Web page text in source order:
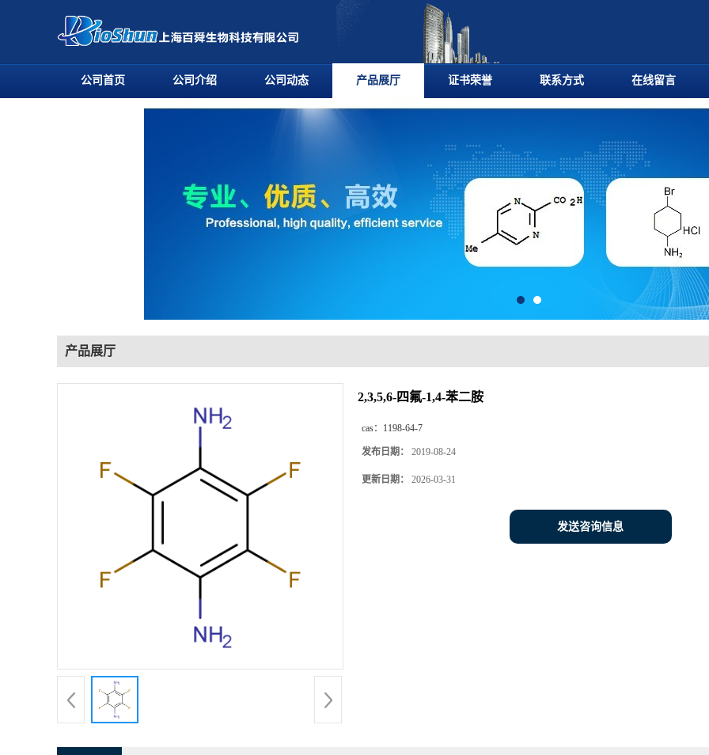
公司首页 公司介绍 公司动态 产品展厅 证书荣誉 联系方式 在线留言
产品展厅
2,3,5,6-四氟-1,4-苯二胺
cas： 1198-64-7
发布日期： 2019-08-24
更新日期： 2026-03-31
发送咨询信息